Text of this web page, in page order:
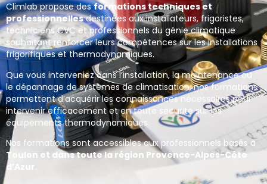
Climlab propose desformations techniques et
professionnellesdestinées aux installateurs, frigoristes,
techniciens CVC et professionnels du génie climatique
souhaitant renforcer leurs compétences sur les installations
frigorifiques et thermodynamiques.
Que vous interveniez dans l’installation, la maintenance ou
le dépannage de systèmes de climatisation, nos formations
permettent d’acquérir les connaissances nécessaires pour
intervenir efficacement et en toute sécurité sur les
équipements thermodynamiques.
Nos formations sont accessibles aux professionnels basés à
Toulon et dans toute la région Provence-Alpes-Côte
d’Azur.